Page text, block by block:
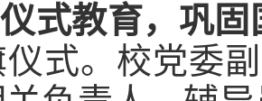
式教育，巩固
仪式。校党委